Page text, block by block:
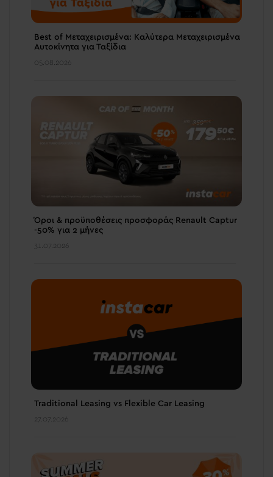
Best of Μεταχειρισμένα: Καλύτερα Μεταχειρισμένα
Αυτοκίνητα για Ταξίδια
05.08.2026
Όροι & προϋποθέσεις πρoσφοράς Renault Captur
-50% για 2 μήνες
31.07.2026
Traditional Leasing vs Flexible Car Leasing
27.07.2026